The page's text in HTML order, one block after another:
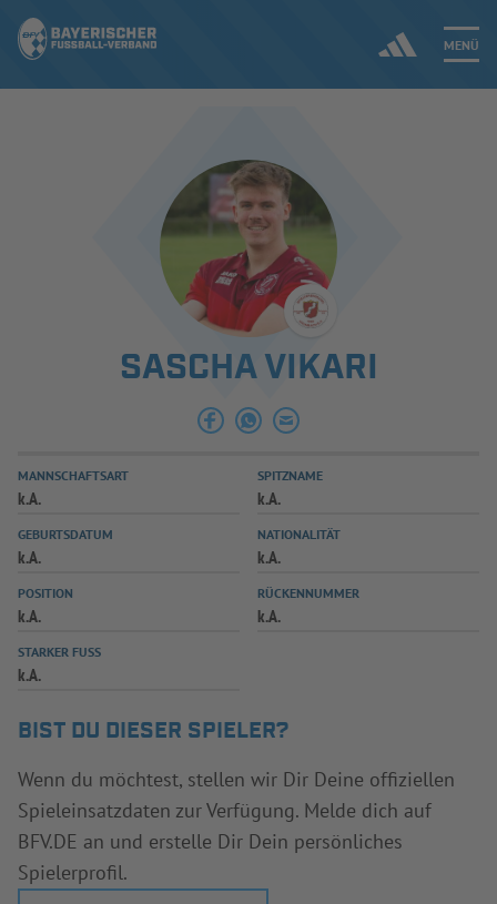
MENÜ
ERGEBNISSE & WETTBEWERBE
SPIELBETRIEB & VERBANDSLEBEN
AUSBILDUNG & FÖRDERUNG
SPIELPLUS
SASCHA VIKARI
MANNSCHAFTSART
k.A.
SPITZNAME
k.A.
GEBURTSDATUM
k.A.
NATIONALITÄT
k.A.
POSITION
k.A.
RÜCKENNUMMER
k.A.
STARKER FUSS
k.A.
BIST DU DIESER SPIELER?
Wenn du möchtest, stellen wir Dir Deine offiziellen
Spieleinsatzdaten zur Verfügung. Melde dich auf
BFV.DE an und erstelle Dir Dein persönliches
Spielerprofil.